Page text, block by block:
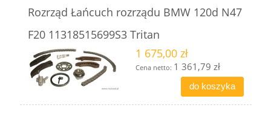
Rozrząd Łańcuch rozrządu BMW 120d N47
F20 11318515699S3 Tritan
1 675,00 zł
Cena netto: 1 361,79 zł
do koszyka